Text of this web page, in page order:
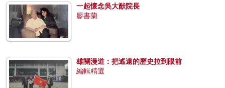
一起懷念吳大猷院長
廖書蘭
雄關漫道：把遙遠的歷史拉到眼前
編輯精選